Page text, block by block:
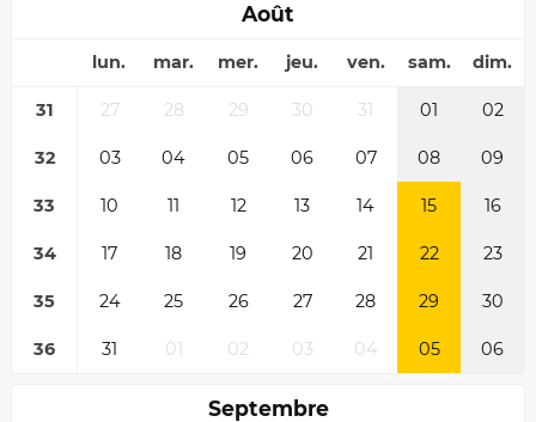
Août
lun. mar. mer. jeu. ven. sam. dim.
31 27 28 29 30 31 01 02
32 03 04 05 06 07 08 09
33 10 11 12 13 14 15 16
34 17 18 19 20 21 22 23
35 24 25 26 27 28 29 30
36 31 01 02 03 04 05 06
Septembre